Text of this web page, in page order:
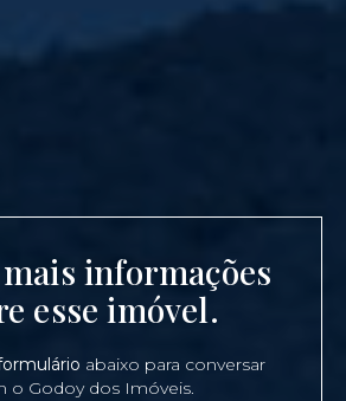
mais informações
esse imóvel.
abaixo para conversar
o Godoy dos Imóveis.